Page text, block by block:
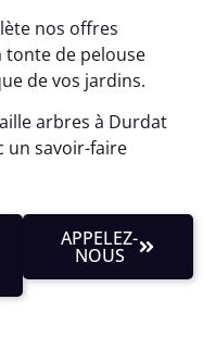
nos offres
tonte de pelouse
de vos jardins.
arbres à Durdat
un savoir-faire
APPELEZ-
NOUS